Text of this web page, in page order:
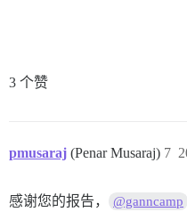
3 个赞
pmusaraj (Penar Musaraj) 7
感谢您的报告， @ganncamp